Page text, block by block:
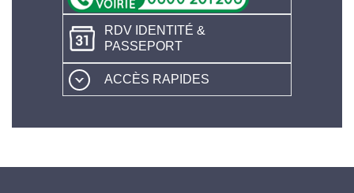
RDV IDENTITÉ &
PASSEPORT
ACCÈS RAPIDES